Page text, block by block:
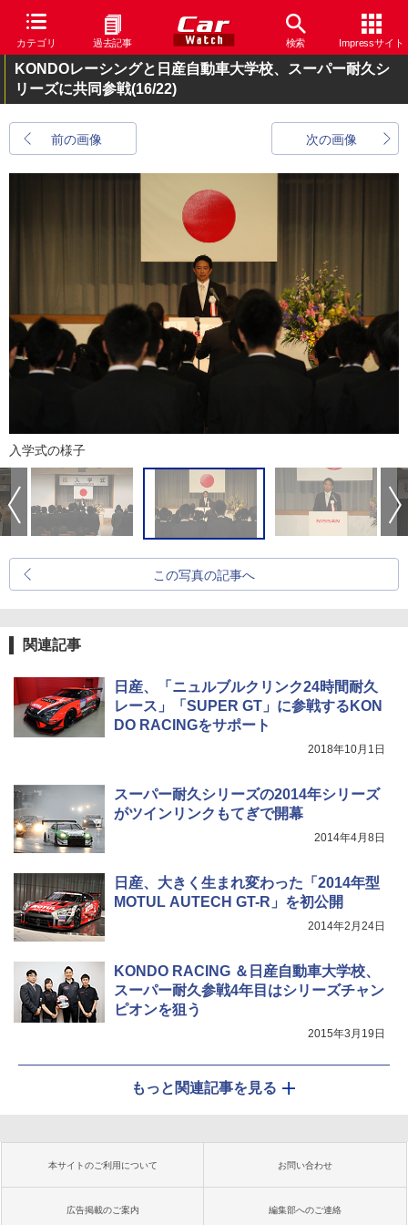
カテゴリ 過去記事 検索 Impressサイト
KONDOレーシングと日産自動車大学校、スーパー耐久シ
リーズに共同参戦(16/22)
前の画像 次の画像
入学式の様子
この写真の記事へ
関連記事
日産、「ニュルブルクリンク24時間耐久
レース」「SUPER GT」に参戦するKON
DO RACINGをサポート
2018年10月1日
スーパー耐久シリーズの2014年シリーズ
がツインリンクもてぎで開幕
2014年4月8日
日産、大きく生まれ変わった「2014年型
MOTUL AUTECH GT-R」を初公開
2014年2月24日
KONDO RACING ＆日産自動車大学校、
スーパー耐久参戦4年目はシリーズチャン
ピオンを狙う
2015年3月19日
もっと関連記事を見る
本サイトのご利用について お問い合わせ
広告掲載のご案内 編集部へのご連絡